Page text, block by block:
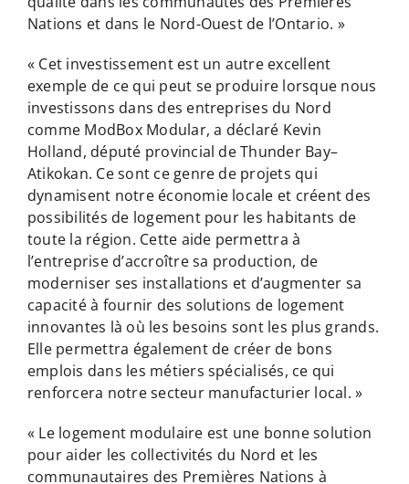
Nations et dans le Nord-Ouest de l’Ontario. »
« Cet investissement est un autre excellent
exemple de ce qui peut se produire lorsque nous
investissons dans des entreprises du Nord
comme ModBox Modular, a déclaré Kevin
Holland, député provincial de Thunder Bay–
Atikokan. Ce sont ce genre de projets qui
dynamisent notre économie locale et créent des
possibilités de logement pour les habitants de
toute la région. Cette aide permettra à
l’entreprise d’accroître sa production, de
moderniser ses installations et d’augmenter sa
capacité à fournir des solutions de logement
innovantes là où les besoins sont les plus grands.
Elle permettra également de créer de bons
emplois dans les métiers spécialisés, ce qui
renforcera notre secteur manufacturier local. »
« Le logement modulaire est une bonne solution
pour aider les collectivités du Nord et les
communautaires des Premières Nations à